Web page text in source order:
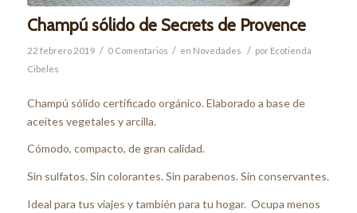
Champú sólido de Secrets de Provence
22 febrero 2019 / 0 Comentarios / en Novedades / por Ecotienda
Cibeles
Champú sólido certificado orgánico. Elaborado a base de
aceites vegetales y arcilla.
Cómodo, compacto, de gran calidad.
Sin sulfatos. Sin colorantes. Sin parabenos. Sin conservantes.
Ideal para tus viajes y también para tu hogar. Ocupa menos